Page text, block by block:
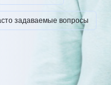
задаваемые вопросы